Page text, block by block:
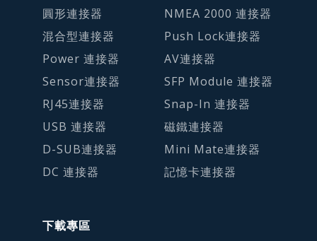
圓形連接器
混合型連接器
Power 連接器
Sensor連接器
RJ45連接器
USB 連接器
D-SUB連接器
DC 連接器
NMEA 2000 連接器
Push Lock連接器
AV連接器
SFP Module 連接器
Snap-In 連接器
磁鐵連接器
Mini Mate連接器
記憶卡連接器
下載專區